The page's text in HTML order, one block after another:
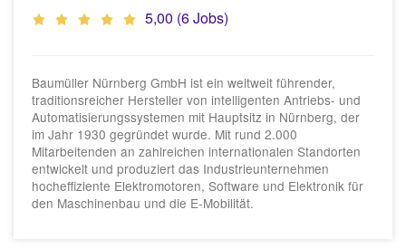
5,00 (6 Jobs)
Baumüller Nürnberg GmbH ist ein weltweit führender,
traditionsreicher Hersteller von intelligenten Antriebs- und
Automatisierungssystemen mit Hauptsitz in Nürnberg, der
im Jahr 1930 gegründet wurde. Mit rund 2.000
Mitarbeitenden an zahlreichen internationalen Standorten
entwickelt und produziert das Industrieunternehmen
hocheffiziente Elektromotoren, Software und Elektronik für
den Maschinenbau und die E-Mobilität.